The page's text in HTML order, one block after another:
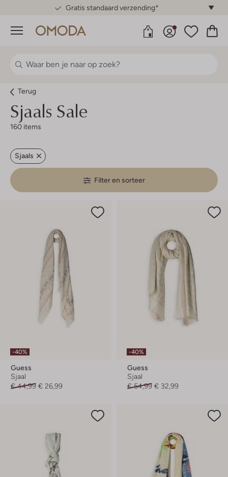
Gratis standaard verzending*
Menu
Terug
Sjaals Sale
160 items
Sjaals
Filter en sorteer
-40%
Guess
Sjaal
€ 44,99 € 26,99
-40%
Guess
Sjaal
€ 54,99 € 32,99